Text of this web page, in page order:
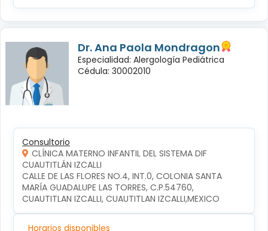
Dr. Ana Paola Mondragon
Especialidad: Alergología Pediátrica
Cédula: 30002010
Consultorio
CLÍNICA MATERNO INFANTIL DEL SISTEMA DIF
CUAUTITLÁN IZCALLI
CALLE DE LAS FLORES NO.4, INT.0, COLONIA SANTA
MARÍA GUADALUPE LAS TORRES, C.P.54760,
CUAUTITLAN IZCALLI, CUAUTITLAN IZCALLI,MEXICO
Horarios disponibles